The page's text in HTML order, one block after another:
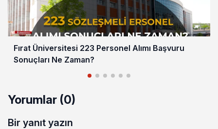
Fırat Üniversitesi 223 Personel Alımı Başvuru
Sonuçları Ne Zaman?
Yorumlar (0)
Bir yanıt yazın